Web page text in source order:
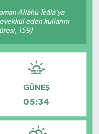
Allâhü Teâlâ’ya
eden kullarını
159)
GÜNEŞ
05:34